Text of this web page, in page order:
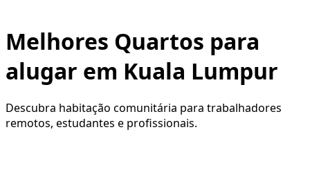
Melhores Quartos para
alugar em Kuala Lumpur
Descubra habitação comunitária para trabalhadores
remotos, estudantes e profissionais.